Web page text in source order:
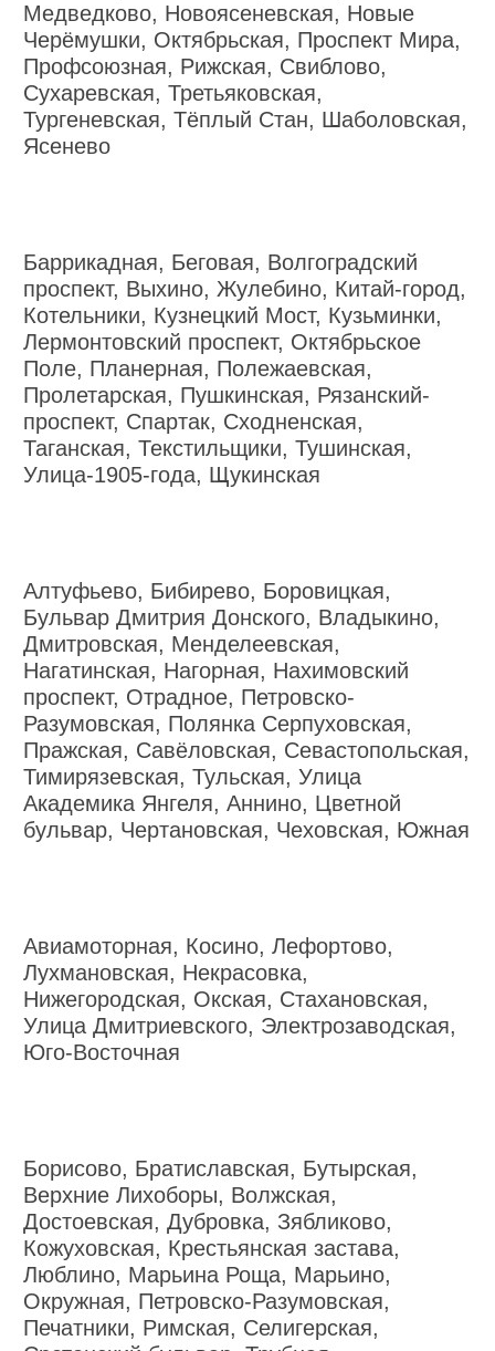
Медведково, Новоясеневская, Новые
Черёмушки, Октябрьская, Проспект Мира,
Профсоюзная, Рижская, Свиблово,
Сухаревская, Третьяковская,
Тургеневская, Тёплый Стан, Шаболовская,
Ясенево
Баррикадная, Беговая, Волгоградский
проспект, Выхино, Жулебино, Китай-город,
Котельники, Кузнецкий Мост, Кузьминки,
Лермонтовский проспект, Октябрьское
Поле, Планерная, Полежаевская,
Пролетарская, Пушкинская, Рязанский-
проспект, Спартак, Сходненская,
Таганская, Текстильщики, Тушинская,
Улица-1905-года, Щукинская
Алтуфьево, Бибирево, Боровицкая,
Бульвар Дмитрия Донского, Владыкино,
Дмитровская, Менделеевская,
Нагатинская, Нагорная, Нахимовский
проспект, Отрадное, Петровско-
Разумовская, Полянка Серпуховская,
Пражская, Савёловская, Севастопольская,
Тимирязевская, Тульская, Улица
Академика Янгеля, Аннино, Цветной
бульвар, Чертановская, Чеховская, Южная
Авиамоторная, Косино, Лефортово,
Лухмановская, Некрасовка,
Нижегородская, Окская, Стахановская,
Улица Дмитриевского, Электрозаводская,
Юго-Восточная
Борисово, Братиславская, Бутырская,
Верхние Лихоборы, Волжская,
Достоевская, Дубровка, Зябликово,
Кожуховская, Крестьянская застава,
Люблино, Марьина Роща, Марьино,
Окружная, Петровско-Разумовская,
Печатники, Римская, Селигерская,